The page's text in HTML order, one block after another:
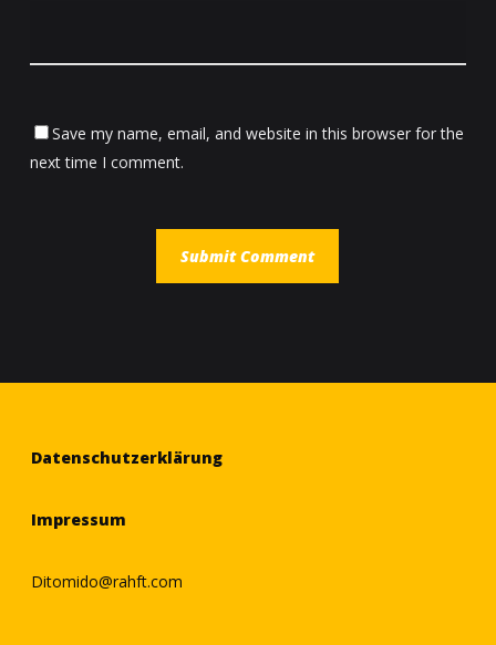
Save my name, email, and website in this browser for the
next time I comment.
Datenschutzerklärung
Impressum
Ditomido@rahft.com